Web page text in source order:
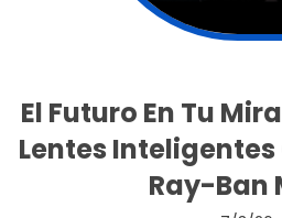
El Futuro En Tu
Lentes
Ray-Ban